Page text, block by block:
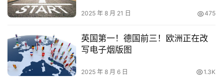
2025 年 8 月 21 日 475
英国第一！德国前三！欧洲正在改
写电子烟版图
2025 年 8 月 6 日 1.3K